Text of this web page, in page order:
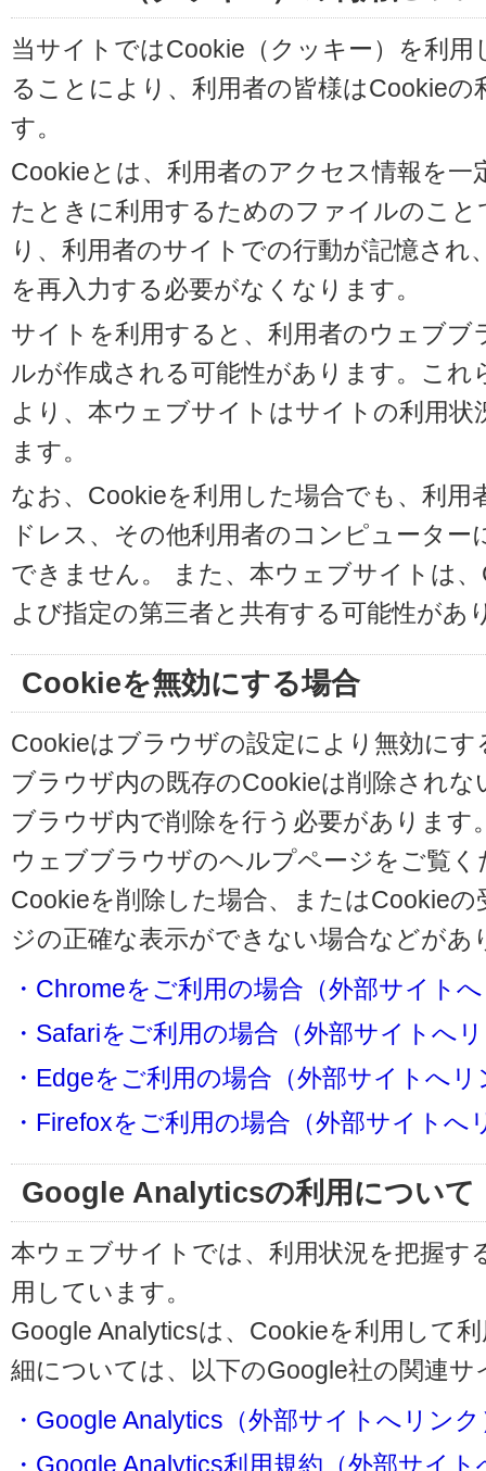
当サイトではCookie（クッキー）を利
ることにより、利用者の皆様はCookie
す。
Cookieとは、利用者のアクセス情報を
たときに利用するためのファイルのこ
り、利用者のサイトでの行動が記憶さ
を再入力する必要がなくなります。
サイトを利用すると、利用者のウェブ
ルが作成される可能性があります。こ
より、本ウェブサイトはサイトの利用
ます。
なお、Cookieを利用した場合でも、利用
ドレス、その他利用者のコンピュータ
できません。 また、本ウェブサイトは
よび指定の第三者と共有する可能性があ
Cookieを無効にする場合
Cookieはブラウザの設定により無効に
ブラウザ内の既存のCookieは削除され
ブラウザ内で削除を行う必要があります
ウェブブラウザのヘルプページをご覧く
Cookieを削除した場合、またはCookie
ジの正確な表示ができない場合などが
・Chromeをご利用の場合（外部サイト
・Safariをご利用の場合（外部サイトへ
・Edgeをご利用の場合（外部サイトへリ
・Firefoxをご利用の場合（外部サイトへ
Google Analyticsの利用について
本ウェブサイトでは、利用状況を把握す
用しています。
Google Analyticsは、Cookieを利用して
細については、以下のGoogle社の関連
・Google Analytics（外部サイトへリンク
・Google Analytics利用規約（外部サイ